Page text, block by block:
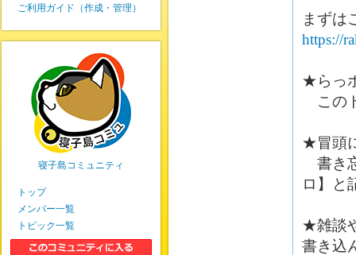
まずは
https://
★らっ
この
★冒頭
書き
ロ】と
★雑談
書き込
ご利用ガイド（作成・管理）
寝子島コミュニティ
トップ
メンバー一覧
トピック一覧